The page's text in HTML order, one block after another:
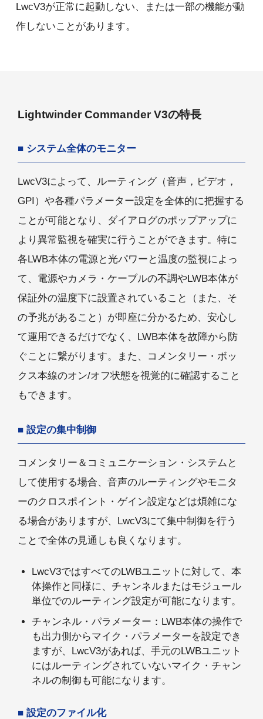
LwcV3が正常に起動しない、または一部の機能が動
作しないことがあります。
Lightwinder Commander V3の特長
システム全体のモニター
LwcV3によって、ルーティング（音声，ビデオ，
GPI）や各種パラメーター設定を全体的に把握する
ことが可能となり、ダイアログのポップアップに
より異常監視を確実に行うことができます。特に
各LWB本体の電源と光パワーと温度の監視によっ
て、電源やカメラ・ケーブルの不調やLWB本体が
保証外の温度下に設置されていること（また、そ
の予兆があること）が即座に分かるため、安心し
て運用できるだけでなく、LWB本体を故障から防
ぐことに繋がります。また、コメンタリー・ボッ
クス本線のオン/オフ状態を視覚的に確認すること
もできます。
設定の集中制御
コメンタリー＆コミュニケーション・システムと
して使用する場合、音声のルーティングやモニタ
ーのクロスポイント・ゲイン設定などは煩雑にな
る場合がありますが、LwcV3にて集中制御を行う
ことで全体の見通しも良くなります。
LwcV3ではすべてのLWBユニットに対して、本
体操作と同様に、チャンネルまたはモジュール
単位でのルーティング設定が可能になります。
チャンネル・パラメーター：LWB本体の操作で
も出力側からマイク・パラメーターを設定でき
ますが、LwcV3があれば、手元のLWBユニット
にはルーティングされていないマイク・チャン
ネルの制御も可能になります。
設定のファイル化